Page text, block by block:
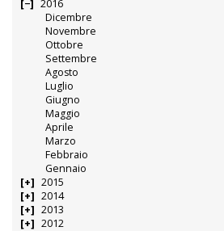
2016
Dicembre
Novembre
Ottobre
Settembre
Agosto
Luglio
Giugno
Maggio
Aprile
Marzo
Febbraio
Gennaio
2015
2014
2013
2012